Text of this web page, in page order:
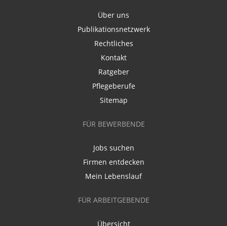
Über uns
Publikationsnetzwerk
Rechtliches
Kontakt
Ratgeber
Pflegeberufe
Sitemap
FÜR BEWERBENDE
Jobs suchen
Firmen entdecken
Mein Lebenslauf
FÜR ARBEITGEBENDE
Übersicht